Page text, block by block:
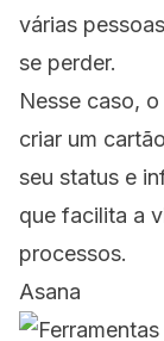
várias
se perder.
Nesse caso,
criar um
seu status e
que facilita a
processos.
Asana